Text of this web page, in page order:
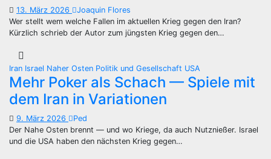
13. März 2026
Joaquin Flores
Wer stellt wem welche Fallen im aktuellen Krieg gegen den Iran?
Kürzlich schrieb der Autor zum jüngsten Krieg gegen den…
Iran Israel Naher Osten Politik und Gesellschaft USA
Mehr Poker als Schach — Spiele mit
dem Iran in Variationen
9. März 2026
Ped
Der Nahe Osten brennt — und wo Kriege, da auch Nutznießer. Israel
und die USA haben den nächsten Krieg gegen…